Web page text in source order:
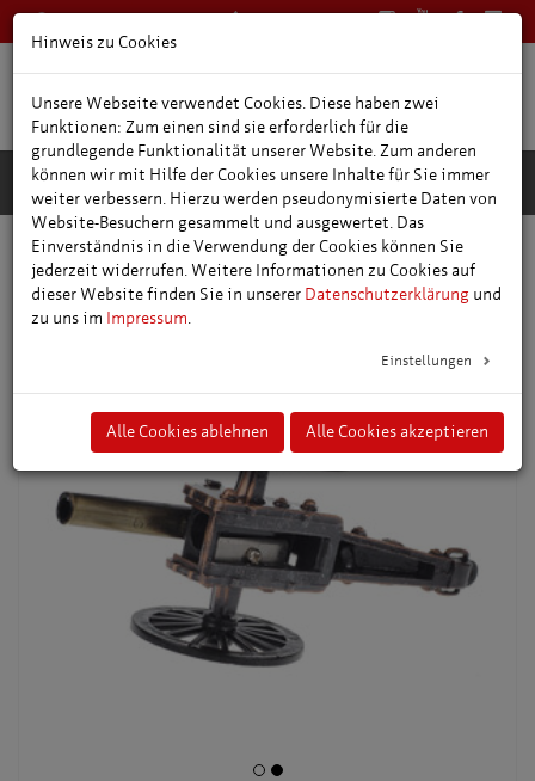
0361 66400
Online-Shop
Hinweis zu Cookies
Unsere Webseite verwendet Cookies. Diese haben zwei
Funktionen: Zum einen sind sie erforderlich für die
grundlegende Funktionalität unserer Website. Zum anderen
können wir mit Hilfe der Cookies unsere Inhalte für Sie immer
weiter verbessern. Hierzu werden pseudonymisierte Daten von
Website-Besuchern gesammelt und ausgewertet. Das
Einverständnis in die Verwendung der Cookies können Sie
jederzeit widerrufen. Weitere Informationen zu Cookies auf
dieser Website finden Sie in unserer Datenschutzerklärung und
zu uns im Impressum.
Einstellungen
Alle Cookies ablehnen Alle Cookies akzeptieren